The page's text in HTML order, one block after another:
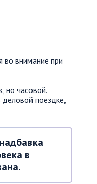
во внимание при
но часовой.
поездке,
в